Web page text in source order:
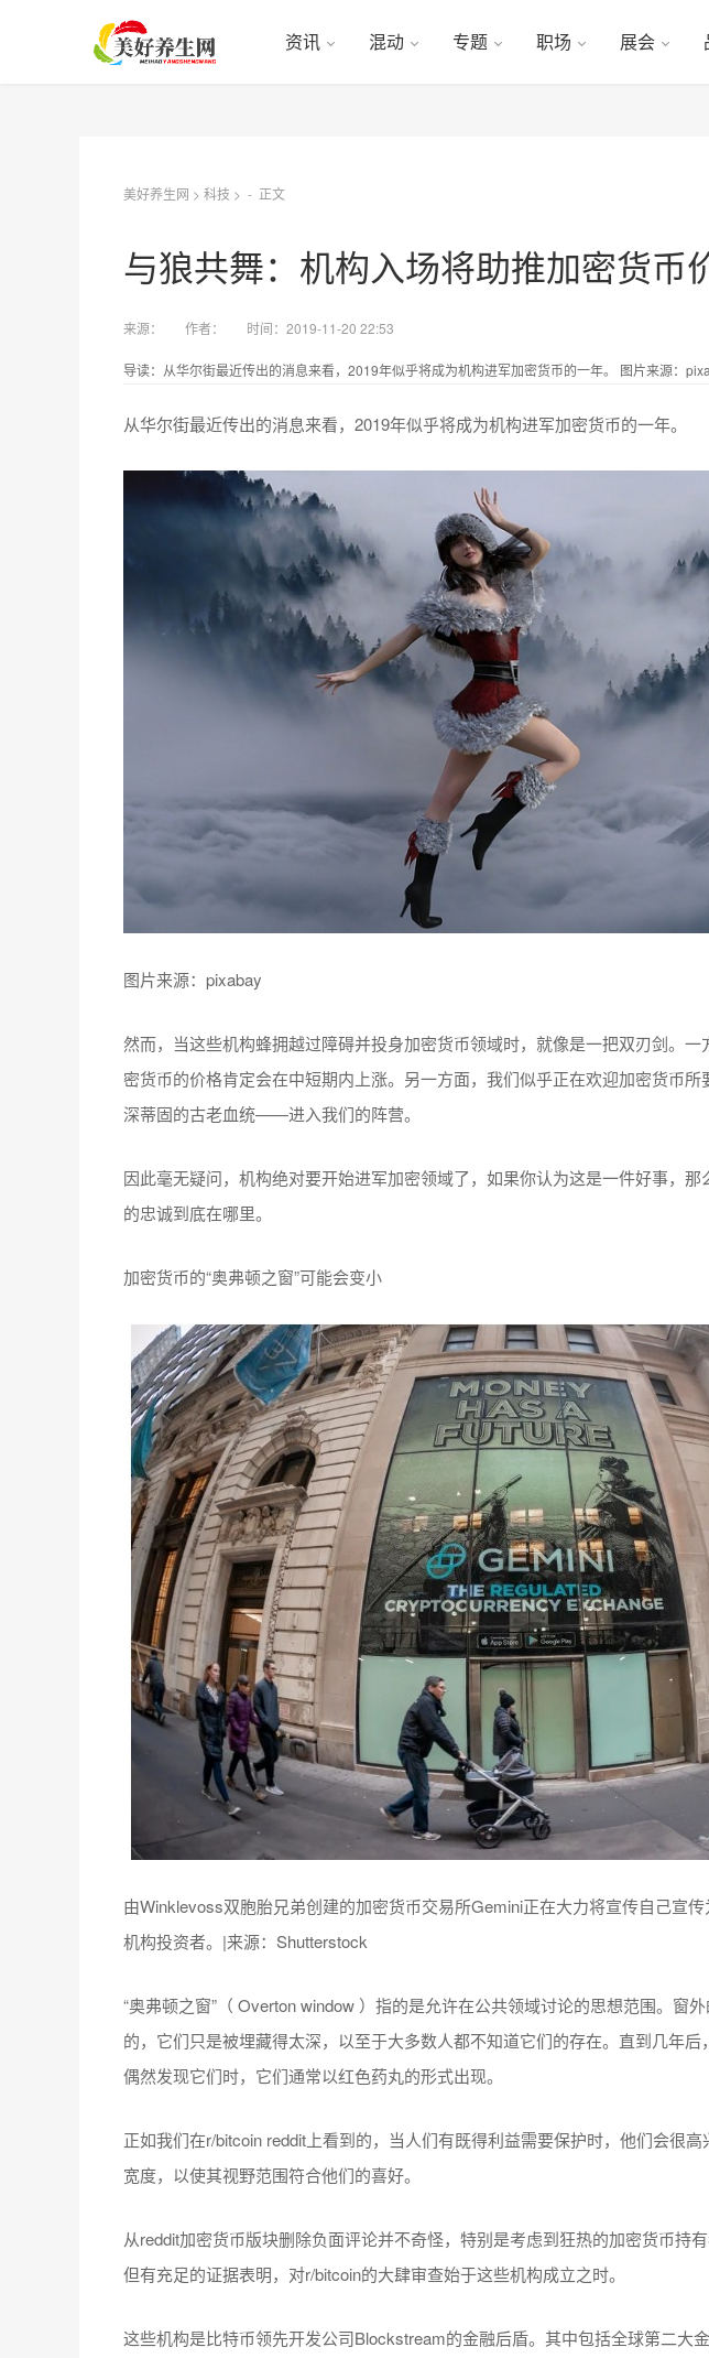
资讯 混动 专题 职场 展会
美好养生网 > 科技 > - 正文
与狼共舞：机构入场将助推加密货币
来源： 作者： 时间：2019-11-20 22:53
导读：从华尔街最近传出的消息来看，2019年似乎将成为机构进军加密货币的一年。 图片来源：
从华尔街最近传出的消息来看，2019年似乎将成为机构进军加密货币的一年。
图片来源：pixabay
然而，当这些机构蜂拥越过障碍并投身加密货币领域时，就像是一把双刃剑。
密货币的价格肯定会在中短期内上涨。另一方面，我们似乎正在欢迎加密货币
深蒂固的古老血统——进入我们的阵营。
因此毫无疑问，机构绝对要开始进军加密领域了，如果你认为这是一件好事，
的忠诚到底在哪里。
加密货币的“奥弗顿之窗”可能会变小
由Winklevoss双胞胎兄弟创建的加密货币交易所Gemini正在大力将宣传自己宣传
机构投资者。|来源：Shutterstock
“奥弗顿之窗”（ Overton window ）指的是允许在公共领域讨论的思想范围。窗
的，它们只是被埋藏得太深，以至于大多数人都不知道它们的存在。直到几年
偶然发现它们时，它们通常以红色药丸的形式出现。
正如我们在r/bitcoin reddit上看到的，当人们有既得利益需要保护时，他们会很高
宽度，以使其视野范围符合他们的喜好。
从reddit加密货币版块删除负面评论并不奇怪，特别是考虑到狂热的加密货币持
但有充足的证据表明，对r/bitcoin的大肆审查始于这些机构成立之时。
这些机构是比特币领先开发公司Blockstream的金融后盾。其中包括全球第二大